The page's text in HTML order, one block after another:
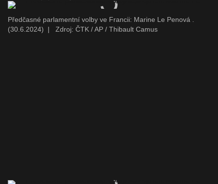
Předčasné parlamentní volby ve Francii: Marine Le Penová .
(30.6.2024)
| Zdroj: ČTK / AP / Thibault Camus